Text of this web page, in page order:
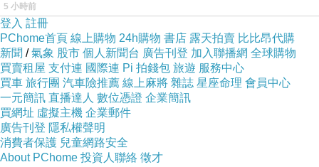
5 小時前
登入 註冊
PChome首頁 線上購物 24h購物 書店 露天拍賣 比比昂代購
新聞 /氣象 股市 個人新聞台 廣告刊登 加入聯播網 全球購物
買賣租屋 支付連 國際連 Pi 拍錢包 旅遊 服務中心
買車 旅行團 汽車險推薦 線上麻將 雜誌 星座命理 會員中心
一元簡訊 直播達人 數位憑證 企業簡訊
買網址 虛擬主機 企業郵件
廣告刊登 隱私權聲明
消費者保護 兒童網路安全
About PChome 投資人聯絡 徵才